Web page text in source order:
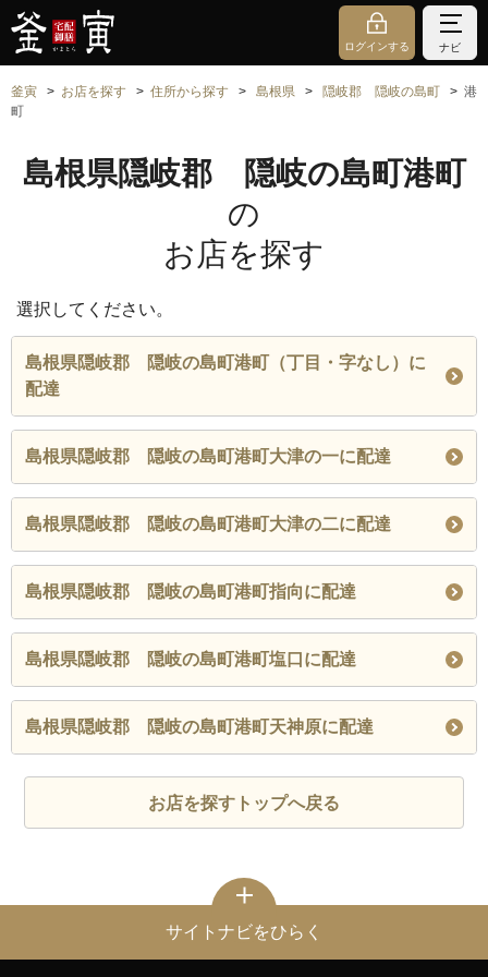
ログインする ナビ
釜寅 お店を探す 住所から探す 島根県 隠岐郡 隠岐の島町
港
町
島根県隠岐郡 隠岐の島町港町
の
お店を探す
選択してください。
島根県隠岐郡 隠岐の島町港町（丁目・字なし）に
配達
島根県隠岐郡 隠岐の島町港町大津の一に配達
島根県隠岐郡 隠岐の島町港町大津の二に配達
島根県隠岐郡 隠岐の島町港町指向に配達
島根県隠岐郡 隠岐の島町港町塩口に配達
島根県隠岐郡 隠岐の島町港町天神原に配達
お店を探すトップへ戻る
サイトナビをひらく